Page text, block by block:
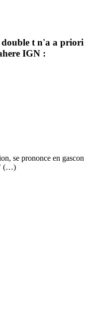
t n'a a priori
IGN :
se prononce en gascon
(…)